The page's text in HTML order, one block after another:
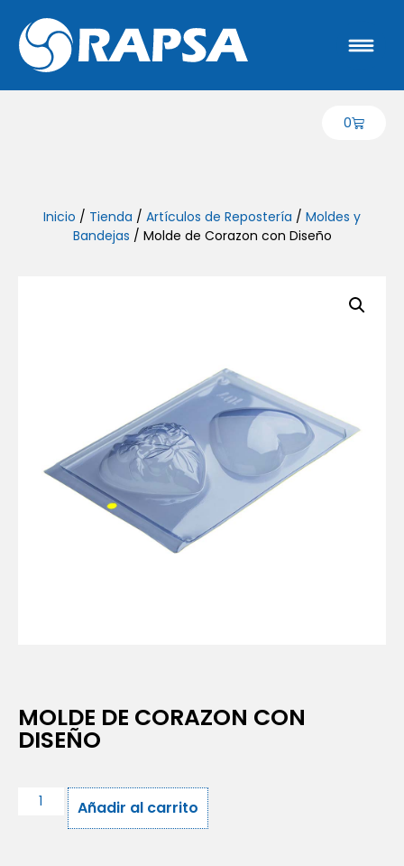
0
Inicio / Tienda / Artículos de Repostería / Moldes y
Bandejas / Molde de Corazon con Diseño
MOLDE DE CORAZON CON
DISEÑO
Añadir al carrito